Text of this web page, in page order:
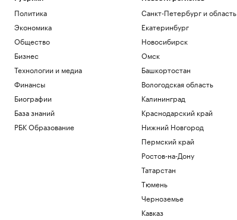
Политика
Экономика
Общество
Бизнес
Технологии и медиа
Финансы
Биографии
База знаний
РБК Образование
Санкт-Петербург и область
Екатеринбург
Новосибирск
Омск
Башкортостан
Вологодская область
Калининград
Краснодарский край
Нижний Новгород
Пермский край
Ростов-на-Дону
Татарстан
Тюмень
Черноземье
Кавказ